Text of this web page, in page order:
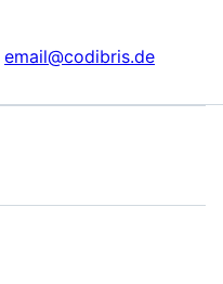
email@codibris.de